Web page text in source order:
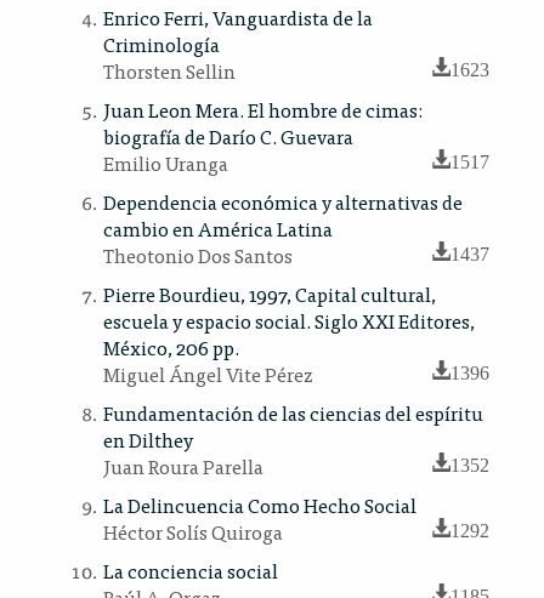
Enrico Ferri, Vanguardista de la
Criminología
Thorsten Sellin
1623
Juan Leon Mera. El hombre de cimas:
biografía de Darío C. Guevara
Emilio Uranga
1517
Dependencia económica y alternativas de
cambio en América Latina
Theotonio Dos Santos
1437
Pierre Bourdieu, 1997, Capital cultural,
escuela y espacio social. Siglo XXI Editores,
México, 206 pp.
Miguel Ángel Vite Pérez
1396
Fundamentación de las ciencias del espíritu
en Dilthey
Juan Roura Parella
1352
La Delincuencia Como Hecho Social
Héctor Solís Quiroga
1292
La conciencia social